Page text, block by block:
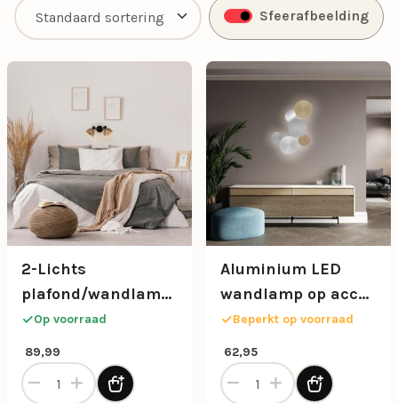
Sfeerafbeelding
2-Lichts
plafond/wandlamp
zwart met bamboe
kappen
Op voorraad
89,99
2-Lichts plafond/wandlamp zwart met bamboe kappen
Aluminium LED
wandlamp op accu
3-standen dimbaar
Beperkt op voorraad
62,95
Aluminium LED